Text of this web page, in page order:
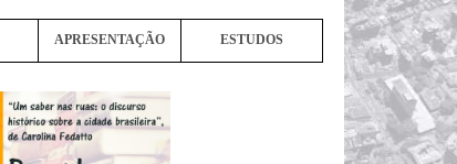
APRESENTAÇÃO ESTUDOS